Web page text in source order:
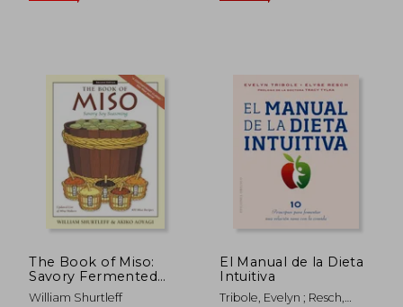
45%
dcto. $ 1.159
50%
dcto.
The Book of Miso:
Savory Fermented
Soy Seasoning
William Shurtleff
El Manual de la Dieta
Intuitiva
Tribole, Evelyn ; Resch,